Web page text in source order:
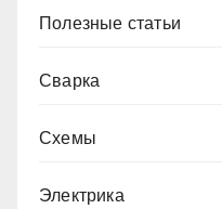
Полезные статьи
Сварка
Схемы
Электрика